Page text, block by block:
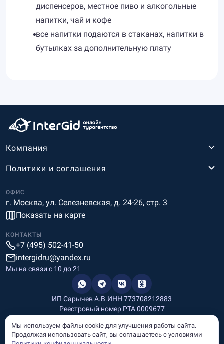
диспенсеров, местное пиво и алкогольные
напитки, чай и кофе
все напитки подаются в стаканах, напитки в
бутылках за дополнительную плату
Компания
ОФИС
г. Москва, ул. Селезневская, д. 24-26, стр. 3
Показать на карте
Политики и соглашения
КОНТАКТЫ
+7 (495) 502-41-50
intergidru@yandex.ru
Мы на связи c 10 до 21
ИП Сарычев А.В.ИНН 773708212883
Реестровый номер РТА 0009677
Информация, размещённая на сайте, носит информационный
характер и не является рекламой и публичной офертой.
Мы используем файлы cookie для улучшения работы сайта.
Продолжая использовать сайт, вы соглашаетесь с условиями